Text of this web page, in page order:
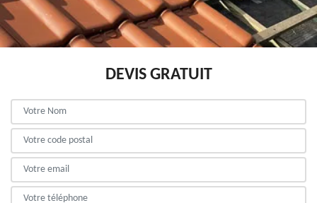
DEVIS GRATUIT